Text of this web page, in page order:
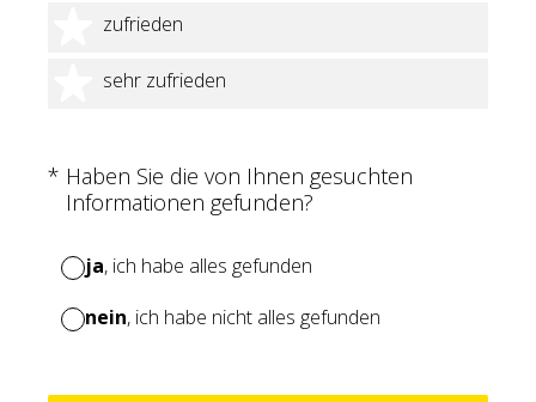
zufrieden
4 Sterne
sehr zufrieden
5 Sterne
* Haben Sie die von Ihnen gesuchten
Informationen gefunden?
(Erforderlich.)
ja, ich habe alles gefunden
nein, ich habe nicht alles gefunden